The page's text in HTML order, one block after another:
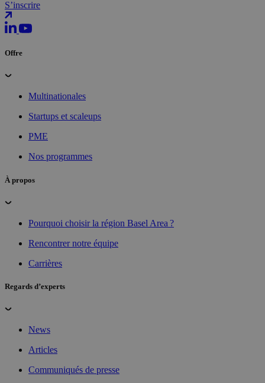
S’inscrire
Offre
Multinationales
Startups et scaleups
PME
Nos programmes
À propos
Pourquoi choisir la région Basel Area ?
Rencontrer notre équipe
Carrières
Regards d’experts
News
Articles
Communiqués de presse